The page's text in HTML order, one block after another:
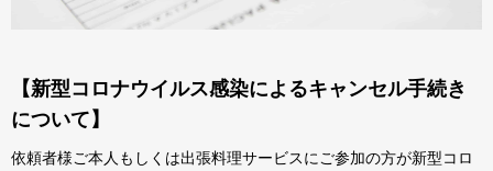
【新型コロナウイルス感染によるキャンセル手続き
について】
依頼者様ご本人もしくは出張料理サービスにご参加の方が新型コロ